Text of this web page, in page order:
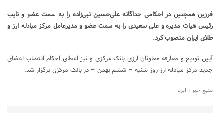
فرزین همچنین در احکامی جداگانه علی‌حسین نبی‌زاده را به سمت عضو و نایب
رئیس هیات مدیره و علی سعیدی را به سمت عضو و مدیرعامل مرکز مبادله ارز و
طلای ایران منصوب کرد.
آیین تودیع و معارفه معاونان ارزی بانک مرکزی و نیز اعطای احکام انتصاب اعضای
جدید مرکز مبادله ارز روز شنبه – ششم بهمن – در بانک مرکزی برگزار شد.
منبع خبر : ایرنا